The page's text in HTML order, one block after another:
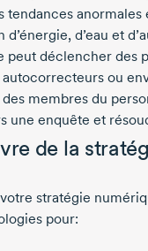
tendances anormales
d’eau et
peut déclencher des
autocorrecteurs ou
membres du
une enquête et
de la
stratégie
pour: